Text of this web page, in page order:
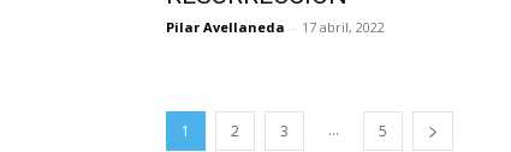
Pilar Avellaneda - 17 abril, 2022
1 2 3 ... 5